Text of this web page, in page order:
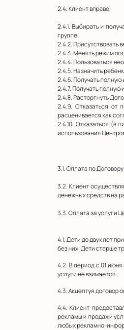
2.4. Клиент вправе:
2.4.1. Выбирать и
группе;
2.4.2. Присутствовать
2.4.3. Менять режим
2.4.4. Пользоваться
2.4.5. Назначить
2.4.6. Получать
2.4.7. Получать
2.4.8. Расторгнуть
2.4.9. Отказаться от
расценивается как
2.4.10. Отказаться (в
использования
3.1. Оплата по
3.2. Клиент
денежных средств на
3.3. Оплата за услуги
4.1. Дети до двух лет
без них. Дети старше
4.2. В период с 01
услуги не взимается.
4.3. Акцептуя договор
4.4. Клиент
рекламы и продажи
любых рекламно-